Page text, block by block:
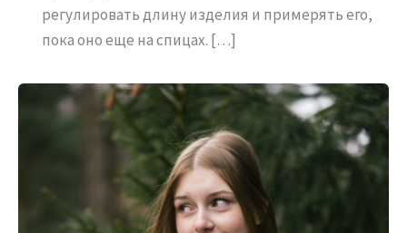
регулировать длину изделия и примерять его,
пока оно еще на спицах. […]